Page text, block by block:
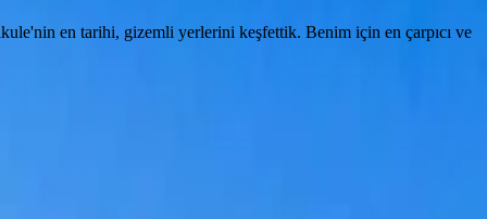
en tarihi, gizemli yerlerini keşfettik. Benim için en çarpıcı ve